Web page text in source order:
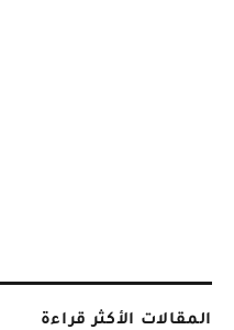
المقالات الأكثر قراءة